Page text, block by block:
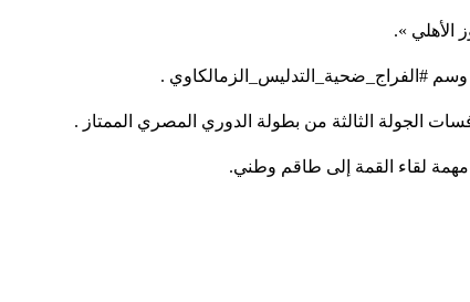
الأهلي ».
#الفراج_ضحية_التدليس_الزمالكاوي .
مهمة لقاء القمة إلى طاقم وطني.